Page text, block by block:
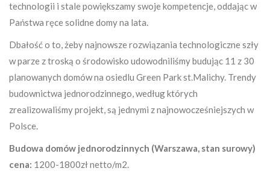
technologii i stale powiększamy swoje kompetencje, oddając w
Państwa ręce solidne domy na lata.
Dbałość o to, żeby najnowsze rozwiązania technologiczne szły
w parze z troską o środowisko udowodniliśmy budując 11 z 30
planowanych domów na osiedlu Green Park st.Malichy. Trendy
budownictwa jednorodzinnego, według których
zrealizowaliśmy projekt, są jednymi z najnowocześniejszych w
Polsce.
Budowa domów jednorodzinnych (Warszawa, stan surowy)
cena: 1200-1800zł netto/m2.